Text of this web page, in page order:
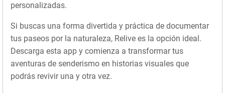
personalizadas.
Si buscas una forma divertida y práctica de documentar
tus paseos por la naturaleza, Relive es la opción ideal.
Descarga esta app y comienza a transformar tus
aventuras de senderismo en historias visuales que
podrás revivir una y otra vez.